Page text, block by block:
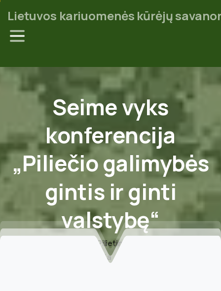
Lietuvos kariuomenės kūrėjų
Seimevyks
konferencija
„Piliečiogalimybės
gintis irginti
valstybę“
Pilietinė gynyba
Seime vyks konferencija „Piliečio galimybės gintis ir